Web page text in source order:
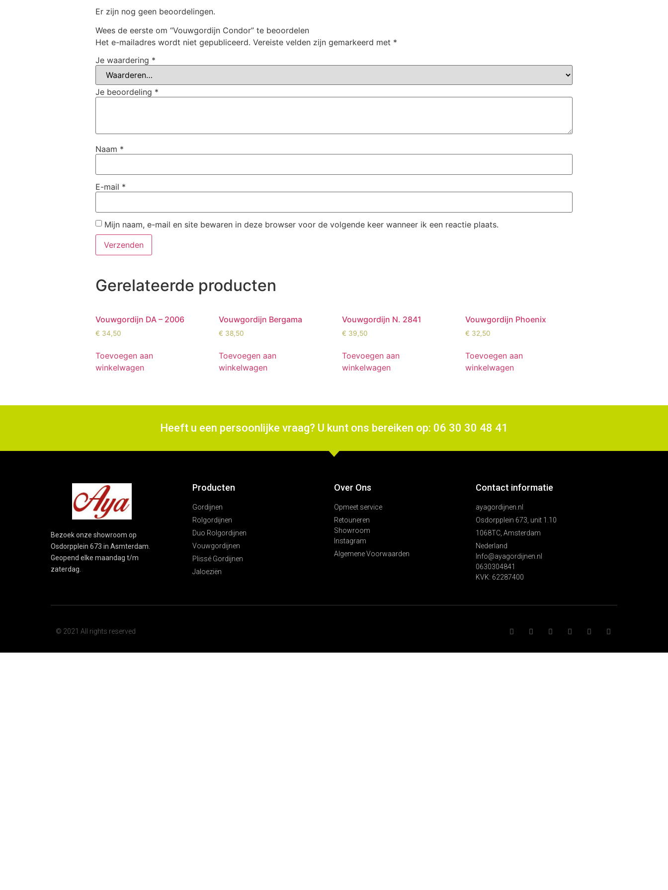
Er zijn nog geen beoordelingen.
Wees de eerste om “Vouwgordijn Condor” te beoordelen
Het e-mailadres wordt niet gepubliceerd. Vereiste velden zijn gemarkeerd met *
Je waardering *
Je beoordeling *
Naam *
E-mail *
Mijn naam, e-mail en site bewaren in deze browser voor de volgende keer wanneer ik een reactie plaats.
Gerelateerde producten
Vouwgordijn DA – 2006
€ 34,50
Toevoegen aan
winkelwagen
Vouwgordijn Bergama
€ 38,50
Toevoegen aan
winkelwagen
Vouwgordijn N. 2841
€ 39,50
Toevoegen aan
winkelwagen
Vouwgordijn Phoenix
€ 32,50
Toevoegen aan
winkelwagen
Heeft u een persoonlijke vraag? U kunt ons bereiken op: 06 30 30 48 41
Bezoek onze showroom op
Osdorpplein 673 in Asmterdam.
Geopend elke maandag t/m
zaterdag.
Producten
Gordijnen
Rolgordijnen
Duo Rolgordijnen
Vouwgordijnen
Plissé Gordijnen
Jaloeziën
Over Ons
Opmeet service
Retouneren
Showroom
Instagram
Algemene Voorwaarden
Contact informatie
ayagordijnen.nl
Osdorpplein 673, unit 1.10
1068TC, Amsterdam
Nederland
Info@ayagordijnen.nl
0630304841
KVK: 62287400
© 2021 All rights reserved